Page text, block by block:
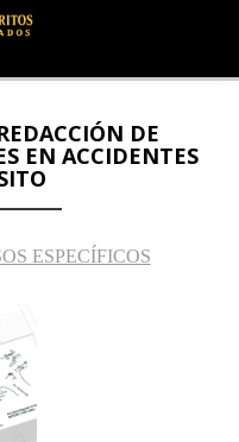
DE
EN ACCIDENTES
ESPECÍFICOS